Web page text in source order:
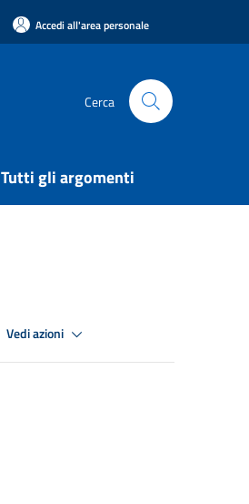
Accedi all'area personale
Cerca
Tutti gli argomenti
Vedi azioni